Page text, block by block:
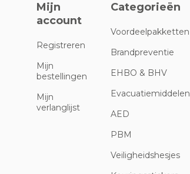
Mijn
account
Registreren
Mijn
bestellingen
Mijn
verlanglijst
Categorieën
Voordeelpakketten
Brandpreventie
EHBO & BHV
Evacuatiemiddelen
AED
PBM
Veiligheidshesjes